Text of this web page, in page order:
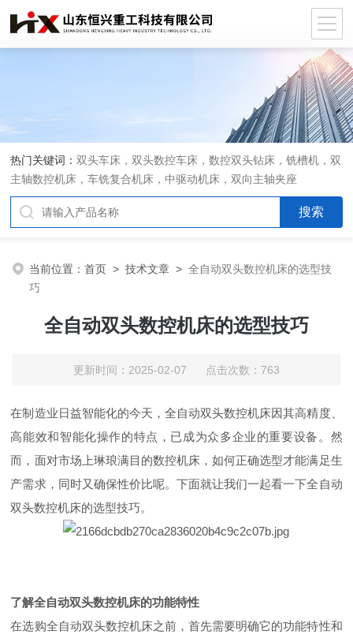
热门关键词：双头车床，双头数控车床，数控双头钻床，铣槽机，双
主轴数控机床，车铣复合机床，中驱动机床，双向主轴夹座
当前位置：首页 >技术文章 >全自动双头数控机床的选型技
巧
全自动双头数控机床的选型技巧
更新时间：2025-02-07 点击次数：763
在制造业日益智能化的今天，全自动双头数控机床因其高精度、
高能效和智能化操作的特点，已成为众多企业的重要设备。然
而，面对市场上琳琅满目的数控机床，如何正确选型才能满足生
产需求，同时又确保性价比呢。下面就让我们一起看一下全自动
双头数控机床的选型技巧。
了解全自动双头数控机床的功能特性
在选购全自动双头数控机床之前，首先需要明确它的功能特性和